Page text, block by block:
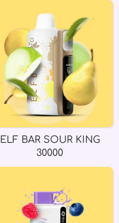
ELF BAR SOUR KING
30000